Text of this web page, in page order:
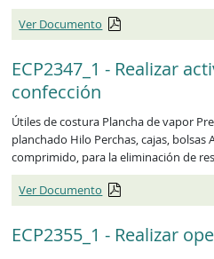
Ver Documento
ECP2347_1 - Realizar
confección
Útiles de costura Plancha de vapor
planchado Hilo Perchas, cajas, bolsas
comprimido, para la eliminación de
Ver Documento
ECP2355_1 - Realizar